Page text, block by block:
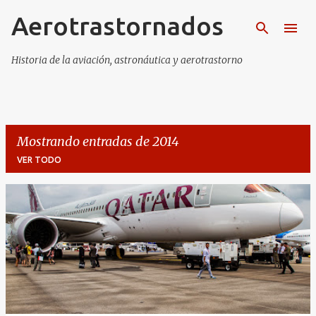
Ir al contenido principal
Aerotrastornados
Historia de la aviación, astronáutica y aerotrastorno
Mostrando entradas de 2014
VER TODO
E
n
t
r
a
d